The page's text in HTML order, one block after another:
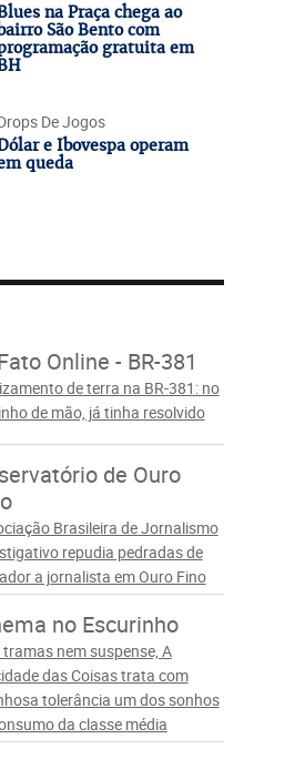
na Praça chega ao
São Bento com
gratuita em
De Jogos
e Ibovespa operam
queda
Online - BR-381
de terra na BR-381: no
de mão, já tinha resolvido
de Ouro
Brasileira de Jornalismo
repudia pedradas de
a jornalista em Ouro Fino
no Escurinho
tramas nem suspense, A
das Coisas trata com
tolerância um dos sonhos
da classe média